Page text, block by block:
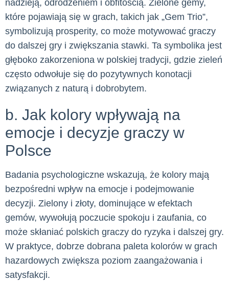
nadzieją, odrodzeniem i obfitością. Zielone gemy,
które pojawiają się w grach, takich jak „Gem Trio”,
symbolizują prosperity, co może motywować graczy
do dalszej gry i zwiększania stawki. Ta symbolika jest
głęboko zakorzeniona w polskiej tradycji, gdzie zieleń
często odwołuje się do pozytywnych konotacji
związanych z naturą i dobrobytem.
b. Jak kolory wpływają na
emocje i decyzje graczy w
Polsce
Badania psychologiczne wskazują, że kolory mają
bezpośredni wpływ na emocje i podejmowanie
decyzji. Zielony i złoty, dominujące w efektach
gemów, wywołują poczucie spokoju i zaufania, co
może skłaniać polskich graczy do ryzyka i dalszej gry.
W praktyce, dobrze dobrana paleta kolorów w grach
hazardowych zwiększa poziom zaangażowania i
satysfakcji.